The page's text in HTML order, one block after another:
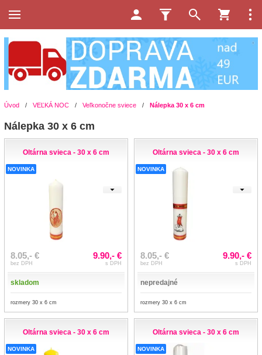
Úvod / VEĽKÁ NOC / Veľkonočne sviece / Nálepka 30 x 6 cm
Nálepka 30 x 6 cm
Oltárna svieca - 30 x 6 cm
NOVINKA
8.05,- €
bez DPH
9.90,- €
s DPH
skladom
rozmery 30 x 6 cm
Oltárna svieca - 30 x 6 cm
NOVINKA
8.05,- €
bez DPH
9.90,- €
s DPH
nepredajné
rozmery 30 x 6 cm
Oltárna svieca - 30 x 6 cm
NOVINKA
Oltárna svieca - 30 x 6 cm
NOVINKA